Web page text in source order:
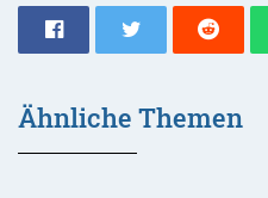
Ähnliche Themen